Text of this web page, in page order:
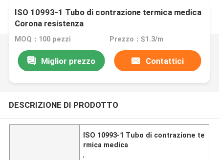
ISO 10993-1 Tubo di contrazione termica medica
Corona resistenza
MOQ：100 pezzi Prezzo：$1.3/m
Miglior prezzo Contattici
DESCRIZIONE DI PRODOTTO
ISO 10993-1 Tubo di contrazione te
rmica medica
,